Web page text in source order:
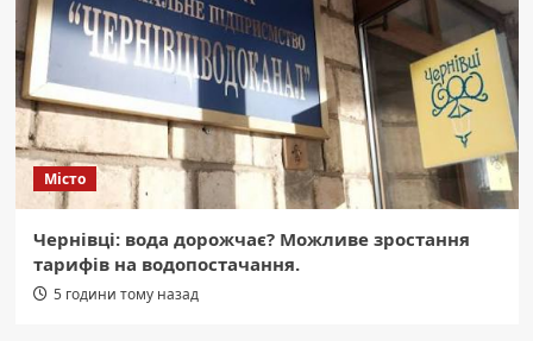
Місто
Чернівці: вода дорожчає? Можливе зростання
тарифів на водопостачання.
5 години тому назад